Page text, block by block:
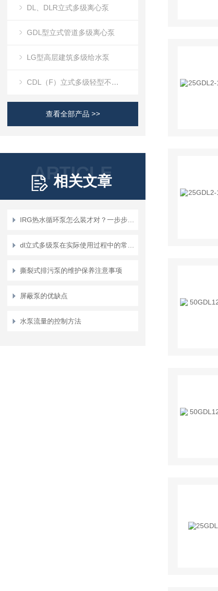
DL、DLR立式多级离心泵
GDL型立式管道多级离心泵
LG型高层建筑多级给水泵
CDL（F）立式多级轻型不锈钢冲压泵
查看全部产品 >>
ARTICLE
相关文章
撕裂式排污泵的维护保养注意事项
屏蔽泵的优缺点
水泵流量的控制方法